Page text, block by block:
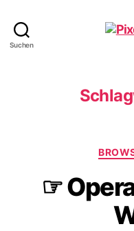
Suchen
☞